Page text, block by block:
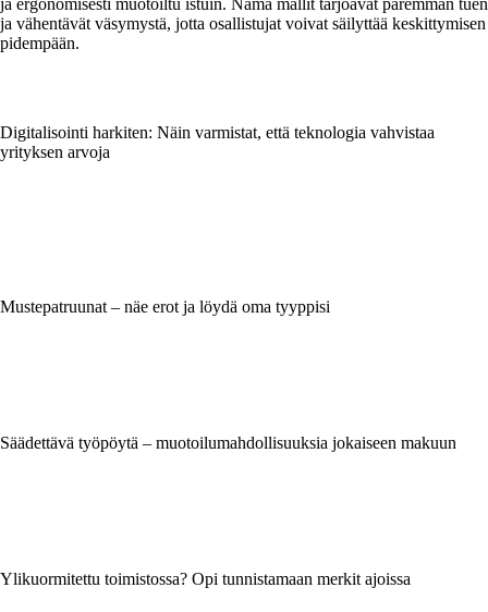
ja vähentävät väsymystä, jotta osallistujat voivat säilyttää keskittymisen
pidempään.
Digitalisointi harkiten: Näin varmistat, että teknologia vahvistaa
yrityksen arvoja
Mustepatruunat – näe erot ja löydä oma tyyppisi
Säädettävä työpöytä – muotoilumahdollisuuksia jokaiseen makuun
Ylikuormitettu toimistossa? Opi tunnistamaan merkit ajoissa